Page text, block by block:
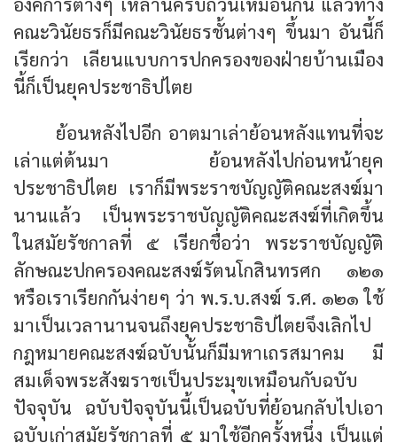
คณะวินัยธรก็มีคณะวินัยธรชั้นต่างๆ ขึ้นมา อันนี้ก็
เรียกว่า เลียนแบบการปกครองของฝ่ายบ้านเมือง
นี้ก็เป็นยุคประชาธิปไตย
ย้อนหลังไปอีก อาตมาเล่าย้อนหลังแทนที่จะ
เล่าแต่ต้นมา ย้อนหลังไปก่อนหน้ายุค
ประชาธิปไตย เราก็มีพระราชบัญญัติคณะสงฆ์มา
นานแล้ว เป็นพระราชบัญญัติคณะสงฆ์ที่เกิดขึ้น
ในสมัยรัชกาลที่ ๕ เรียกชื่อว่า พระราชบัญญัติ
ลักษณะปกครองคณะสงฆ์รัตนโกสินทรศก ๑๒๑
หรือเราเรียกกันง่ายๆ ว่า พ.ร.บ.สงฆ์ ร.ศ. ๑๒๑ ใช้
มาเป็นเวลานานจนถึงยุคประชาธิปไตยจึงเลิกไป
กฎหมายคณะสงฆ์ฉบับนั้นก็มีมหาเถรสมาคม มี
สมเด็จพระสังฆราชเป็นประมุขเหมือนกับฉบับ
ปัจจุบัน ฉบับปัจจุบันนี้เป็นฉบับที่ย้อนกลับไปเอา
ฉบับเก่าสมัยรัชกาลที่ ๕ มาใช้อีกครั้งหนึ่ง เป็นแต่